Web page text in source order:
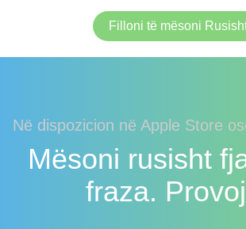
Filloni të mësoni
Në dispozicion në Apple Store
Mësoni rusisht
fraza.